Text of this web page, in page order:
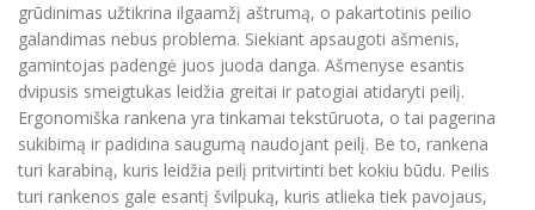
grūdinimas užtikrina ilgaamžį aštrumą, o pakartotinis peilio
galandimas nebus problema. Siekiant apsaugoti ašmenis,
gamintojas padengė juos juoda danga. Ašmenyse esantis
dvipusis smeigtukas leidžia greitai ir patogiai atidaryti peilį.
Ergonomiška rankena yra tinkamai tekstūruota, o tai pagerina
sukibimą ir padidina saugumą naudojant peilį. Be to, rankena
turi karabiną, kuris leidžia peilį pritvirtinti bet kokiu būdu. Peilis
turi rankenos gale esantį švilpuką, kuris atlieka tiek pavojaus,